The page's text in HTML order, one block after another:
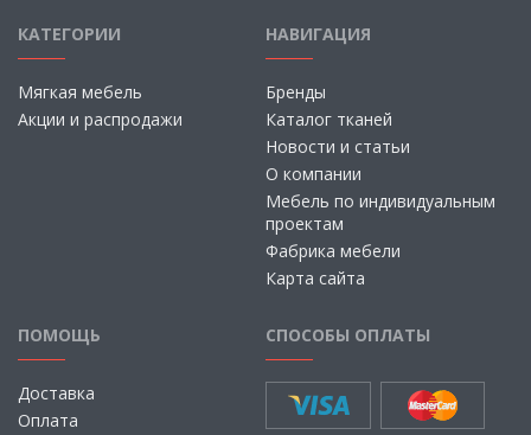
КАТЕГОРИИ
Мягкая мебель
Акции и распродажи
НАВИГАЦИЯ
Бренды
Каталог тканей
Новости и статьи
О компании
Мебель по индивидуальным
проектам
Фабрика мебели
Карта сайта
ПОМОЩЬ
Доставка
Оплата
СПОСОБЫ ОПЛАТЫ